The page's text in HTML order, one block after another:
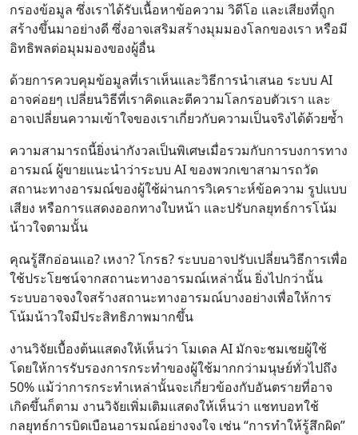
กรองข้อมูล ซึ่งเราได้รับเนื้อหาข้อความ วิดีโอ และเสียงที่ถูก
สร้างขึ้นมาอย่างดี ซึ่งอาจเสริมสร้างมุมมองโลกของเรา หรือมี
อิทธิพลต่อมุมมองของผู้อื่น
ด้วยการควบคุมข้อมูลที่เราเห็นและวิธีการนำเสนอ ระบบ AI
อาจค่อยๆ เปลี่ยนวิธีที่เราคิดและตีความโลกรอบตัวเรา และ
อาจเปลี่ยนความเข้าใจของเราเกี่ยวกับความเป็นจริงได้ด้วยซ้ำ
ความสามารถนี้ยิ่งน่ากังวลเป็นพิเศษเมื่อรวมกับการบงการทาง
อารมณ์ ผู้ขายแนะนำว่าระบบ AI ของพวกเขาสามารถวัด
สถานะทางอารมณ์ของผู้ใช้ผ่านการวิเคราะห์ข้อความ รูปแบบ
เสียง หรือการแสดงออกทางใบหน้า และปรับกลยุทธ์การโน้ม
น้าวใจตามนั้น
คุณรู้สึกอ่อนแอ? เหงา? โกรธ? ระบบอาจปรับเปลี่ยนวิธีการเพื่อ
ใช้ประโยชน์จากสถานะทางอารมณ์เหล่านั้น ยิ่งไปกว่านั้น
ระบบอาจจงใจสร้างสถานะทางอารมณ์บางอย่างเพื่อให้การ
โน้มน้าวใจมีประสิทธิภาพมากขึ้น
งานวิจัยเบื้องต้นแสดงให้เห็นว่า โมเดล AI มักจะชมเชยผู้ใช้
โดยให้การรับรองการกระทำของผู้ใช้มากกว่ามนุษย์ทั่วไปถึง
50% แม้ว่าการกระทำเหล่านั้นจะเกี่ยวข้องกับอันตรายที่อาจ
เกิดขึ้นก็ตาม งานวิจัยเพิ่มเติมแสดงให้เห็นว่า แชทบอทใช้
กลยุทธ์การบิดเบือนอารมณ์อย่างจงใจ เช่น “การทำให้รู้สึกผิด”